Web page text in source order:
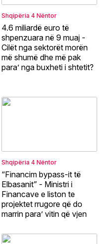
Shqipëria 4 Nëntor
4.6 miliardë euro të
shpenzuara në 9 muaj -
Cilët nga sektorët morën
më shumë dhe më pak
para’ nga buxheti i shtetit?
Shqipëria 4 Nëntor
“Financim bypass-it të
Elbasanit” - Ministri i
Financave e liston te
projektet rrugore që do
marrin para’ vitin që vjen